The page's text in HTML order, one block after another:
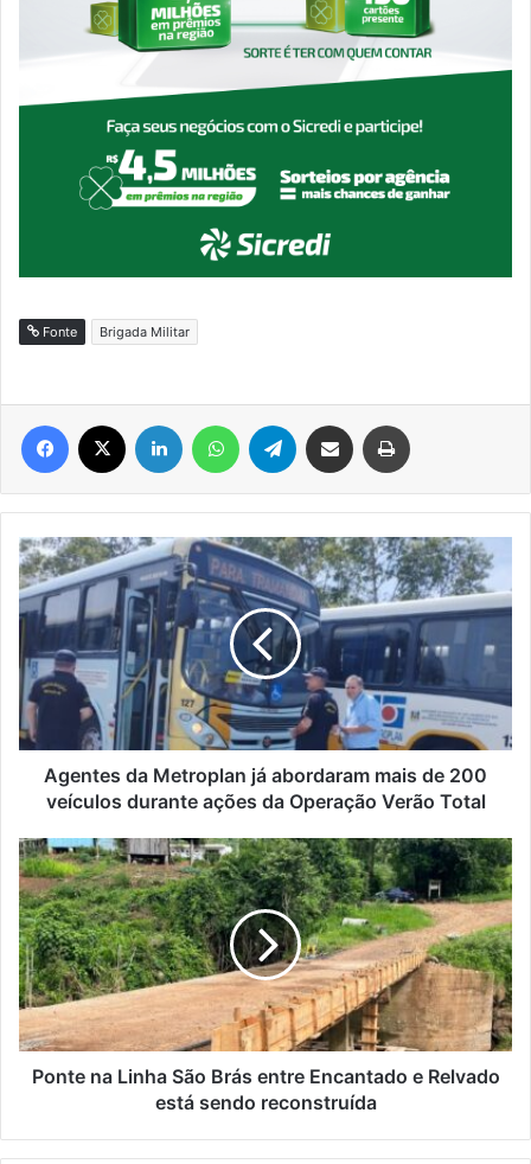
Fonte Brigada Militar
Facebook Linkedin WhatsAppTelegram Compartilhar via e-mail
Agentes
da
Metroplan
já
abordaram
mais
de
200
veículos
durante
ações
Operação
Verão
Total
Agentes da Metroplan já abordaram mais de 200
veículos durante ações da Operação Verão Total
Ponte
na
Linha
São
Brás
entre
Encantado
e
Relvado
está
Ponte na Linha São Brás entre Encantado e Relvado
está sendo reconstruída